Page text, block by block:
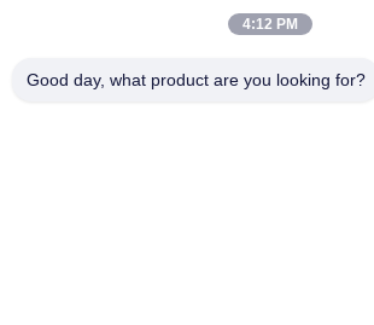
โปรไฟล์บริ
การควบคุ
4:12 PM
Good day, what product are you looking for?